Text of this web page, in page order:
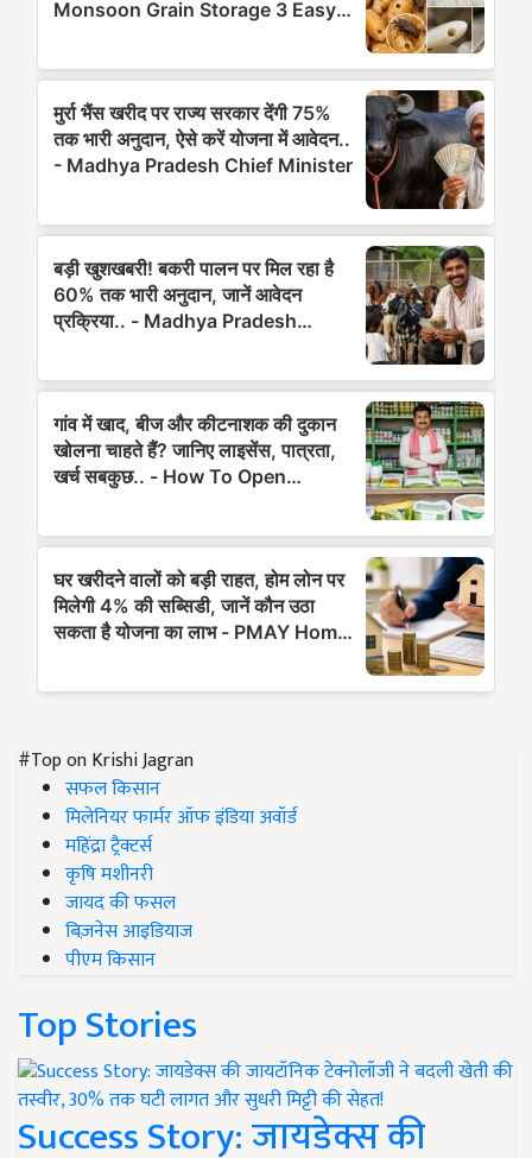
#Top on Krishi Jagran
सफल किसान
मिलेनियर फार्मर ऑफ इंडिया अवॉर्ड
महिंद्रा ट्रैक्टर्स
कृषि मशीनरी
जायद की फसल
बिज़नेस आइडियाज
पीएम किसान
Top Stories
Success Story: जायडेक्स की